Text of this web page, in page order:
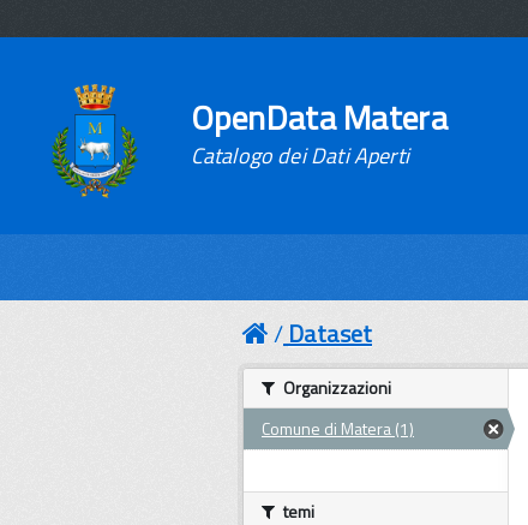
OpenData Matera
Catalogo dei Dati Aperti
Dataset
Organizzazioni
Comune di Matera (1)
temi